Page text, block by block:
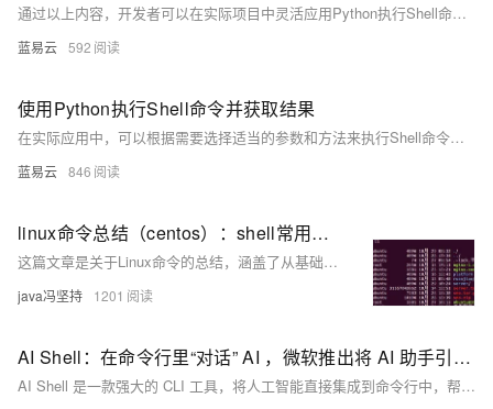
通过以上内容，开发者可以在实际项目中灵活应用Python执行Shell命令，实现各种自动化任务，提高开发和运维效率。
蓝易云 592
使用Python执行Shell命令并获取结果
在实际应用中，可以根据需要选择适当的参数和方法来执行Shell命令，并处理可能出现的各种情况。无论是系统管理、自动化任务还是数据处理，掌握这些技巧都将极大地提高工作效率。
蓝易云 846
linux命令总结（centos）：shell常用命令汇总，平时用不到，用到就懵逼忘了，于是专门写了这篇论文，【便持续更新】
这篇文章是关于Linux命令的总结，涵盖了从基础操作到网络配置等多个方面的命令及其使用方法。
java冯坚持 1201
AI Shell：在命令行里“对话” AI ，微软推出将 AI 助手引入命令行的 CLI 工具，打造对话式交互命令行
AI Shell 是一款强大的 CLI 工具，将人工智能直接集成到命令行中，帮助用户提高生产力。AI Shell 支持多种 AI 模型和助手，通过多代理框架提供丰富的功能和灵活的使用模式。